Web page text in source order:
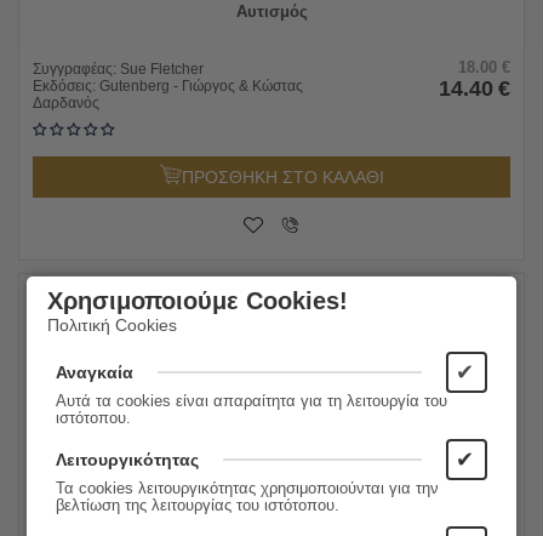
Αυτισμός
Συγγραφέας: Sue Fletcher
Εκδόσεις: Gutenberg - Γιώργος & Κώστας
Δαρδανός
18.00 €
14.40 €
ΠΡΟΣΘΗΚΗ ΣΤΟ ΚΑΛΑΘΙ
20%
Χρησιμοποιούμε Cookies!
Πολιτική Cookies
Αναγκαία ✔
Αυτά τα cookies είναι απαραίτητα για τη λειτουργία του
ιστότοπου.
Λειτουργικότητας ✔
Τα cookies λειτουργικότητας χρησιμοποιούνται για την
βελτίωση της λειτουργίας του ιστότοπου.